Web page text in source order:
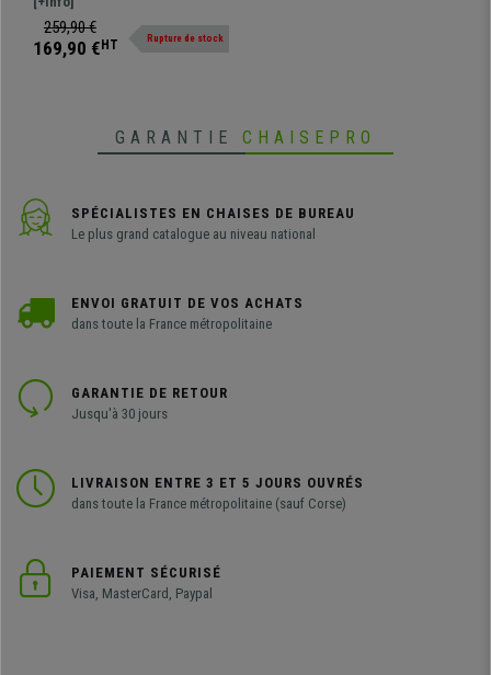
Cuir, Noir et Bleu
ergonomique grâce sa forme
travaillée, il est doté d’un mélange
259,90 €
169,90 € HT Rupture de stock
GARANTIE CHAISEPRO
SPÉCIALISTES EN CHAISES DE BUREAU
Le plus grand catalogue au niveau national
ENVOI GRATUIT DE VOS ACHATS
dans toute la France métropolitaine
GARANTIE DE RETOUR
Jusqu'à 30 jours
LIVRAISON ENTRE 3 ET 5 JOURS OUVRÉS
dans toute la France métropolitaine (sauf Corse)
PAIEMENT SÉCURISÉ
Visa, MasterCard, Paypal